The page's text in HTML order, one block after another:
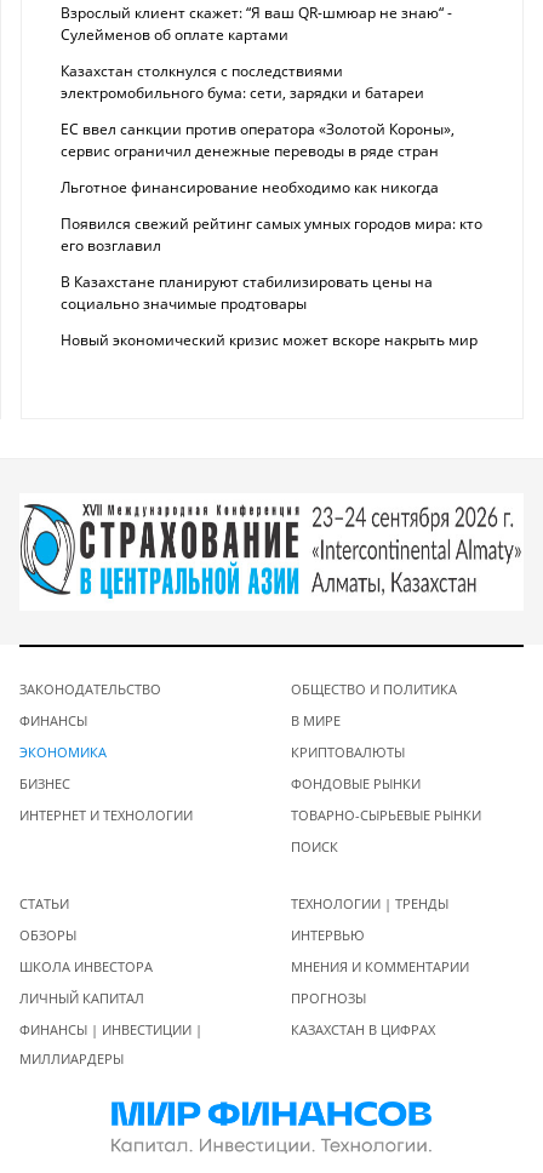
Взрослый клиент скажет: “Я ваш QR-шмюар не знаю“ -
Сулейменов об оплате картами
Казахстан столкнулся с последствиями
электромобильного бума: сети, зарядки и батареи
ЕС ввел санкции против оператора «Золотой Короны»,
сервис ограничил денежные переводы в ряде стран
Льготное финансирование необходимо как никогда
Появился свежий рейтинг самых умных городов мира: кто
его возглавил
В Казахстане планируют стабилизировать цены на
социально значимые продтовары
Новый экономический кризис может вскоре накрыть мир
ЗАКОНОДАТЕЛЬСТВО
ФИНАНСЫ
ЭКОНОМИКА
БИЗНЕС
ИНТЕРНЕТ И ТЕХНОЛОГИИ
ОБЩЕСТВО И ПОЛИТИКА
В МИРЕ
КРИПТОВАЛЮТЫ
ФОНДОВЫЕ РЫНКИ
ТОВАРНО-СЫРЬЕВЫЕ РЫНКИ
ПОИСК
СТАТЬИ
ОБЗОРЫ
ШКОЛА ИНВЕСТОРА
ЛИЧНЫЙ КАПИТАЛ
ФИНАНСЫ | ИНВЕСТИЦИИ |
МИЛЛИАРДЕРЫ
ТЕХНОЛОГИИ | ТРЕНДЫ
ИНТЕРВЬЮ
МНЕНИЯ И КОММЕНТАРИИ
ПРОГНОЗЫ
КАЗАХСТАН В ЦИФРАХ